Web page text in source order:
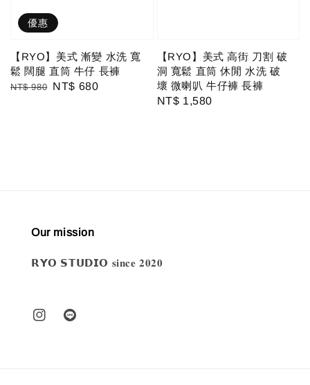
優惠
【RYO】美式 漸變 水洗 寬
鬆 闊腿 直筒 牛仔 長褲
Regular
NT$ 980 Sale
NT$ 680
【RYO】美式 高街 刀割 破
洞 寬鬆 直筒 休閒 水洗 破
壞 微喇叭 牛仔褲 長褲
Regular
NT$ 1,580
Our mission
𝗥𝗬𝗢 𝗦𝗧𝗨𝗗𝗜𝗢 𝐬𝐢𝐧𝐜𝐞 𝟐𝟎𝟐𝟎